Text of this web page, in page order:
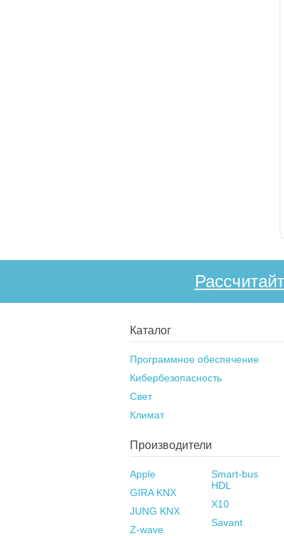
Каталог
Программное обеспечение
Кибербезопасность
Свет
Климат
Производители
Apple
GIRA KNX
JUNG KNX
Z-wave
Smart-bus
HDL
X10
Savant